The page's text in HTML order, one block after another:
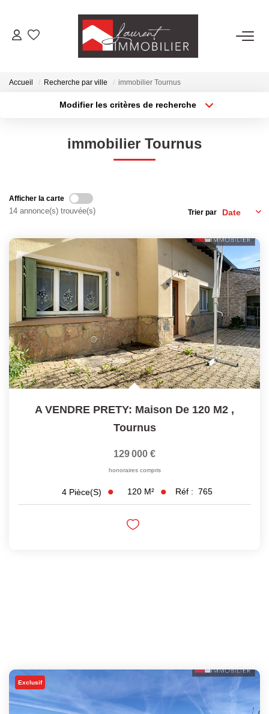
ACHETER
Laurent Immobilier Pont De Vaux
Laurent Immobilier Chalon-Sur-Saone
Notre Équipe
Nous Rejoindre
Nos Actualités
CONTACT
Accueil Recherche par ville immobilier Tournus
Modifier les critères de recherche
Créer une alerte
immobilier Tournus
Afficher la carte
14 annonce(s) trouvée(s) Trier par
A VENDRE PRETY: Maison De 120 M2 ,
Tournus
129 000 €
honoraires compris
4 Pièce(s) 120 M² Réf : 765
Exclusif